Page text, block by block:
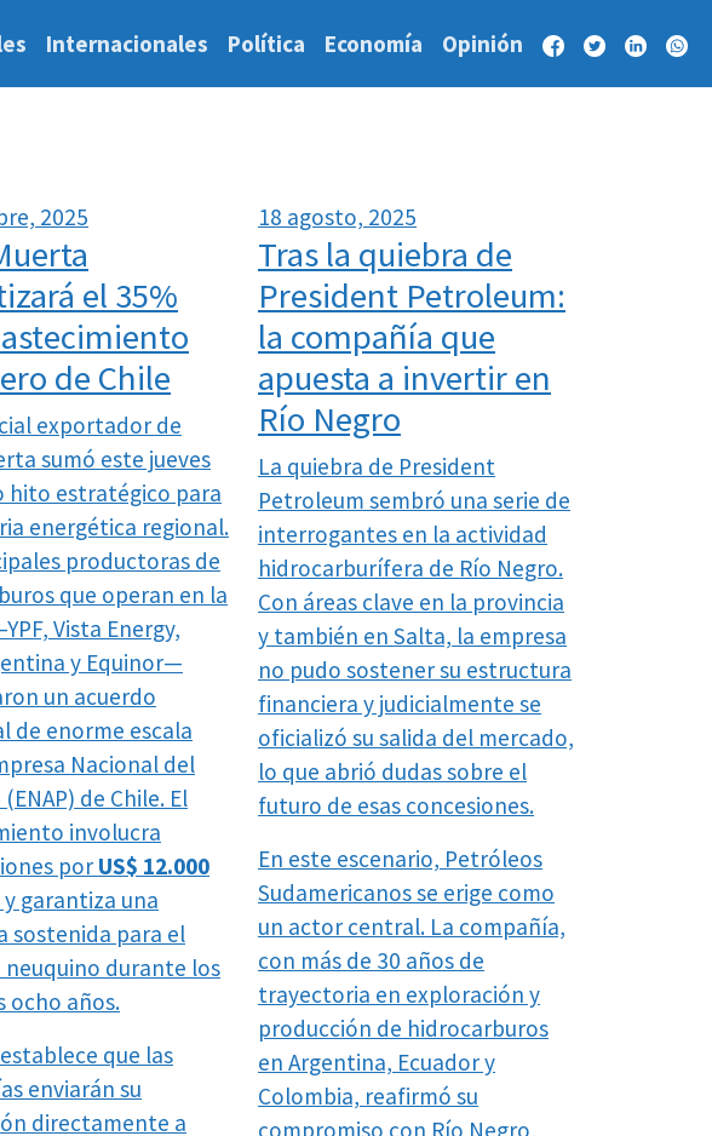
Internacionales Política Economía Opinión
2025
el 35%
de Chile
exportador de
sumó este jueves
hito estratégico para
energética regional.
productoras de
que operan en la
Vista Energy,
y Equinor—
un acuerdo
de enorme escala
Nacional del
de Chile. El
involucra
por US$ 12.000
y garantiza una
sostenida para el
durante los
ocho años.
que las
enviarán su
directamente a
18 agosto, 2025
Tras la quiebra de
President Petroleum:
la compañía que
apuesta a invertir en
Río Negro
La quiebra de President
Petroleum sembró una serie de
interrogantes en la actividad
hidrocarburífera de Río Negro.
Con áreas clave en la provincia
y también en Salta, la empresa
no pudo sostener su estructura
financiera y judicialmente se
oficializó su salida del mercado,
lo que abrió dudas sobre el
futuro de esas concesiones.
En este escenario, Petróleos
Sudamericanos se erige como
un actor central. La compañía,
con más de 30 años de
trayectoria en exploración y
producción de hidrocarburos
en Argentina, Ecuador y
Colombia, reafirmó su
compromiso con Río Negro,